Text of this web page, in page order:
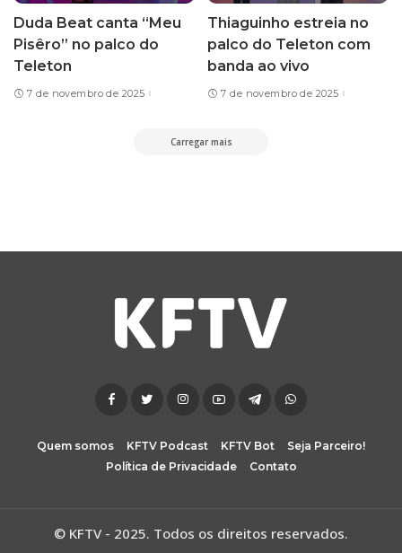
Duda Beat canta “Meu
Pisêro” no palco do
Teleton
7 de novembro de 2025
Thiaguinho estreia no
palco do Teleton com
banda ao vivo
7 de novembro de 2025
Carregar mais
Quem somos KFTV Podcast KFTV Bot
Seja Parceiro!
Política de Privacidade
Contato
© KFTV - 2025. Todos os direitos reservados.